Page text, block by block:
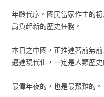
年齡代序。國民當家作主的
肩負起新的歷史任務。
本日之中國，正推進著前無
邁進現代化，一定是人類歷史
最偉年夜的，也是最艱難的。